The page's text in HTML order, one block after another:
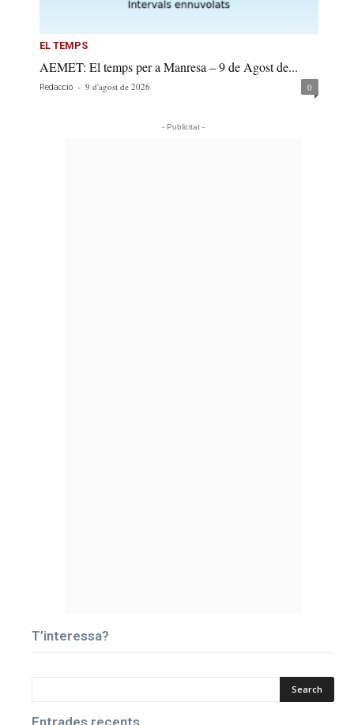
EL TEMPS
AEMET: El temps per a Manresa – 9 de Agost de...
Redacció - 9 d'agost de 2026 0
- Publicitat -
T’interessa?